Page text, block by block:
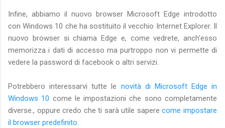
Infine, abbiamo il nuovo browser Microsoft Edge introdotto
con Windows 10 che ha sostituito il vecchio Internet Explorer. Il
nuovo browser si chiama Edge e, come vedrete, anch'esso
memorizza i dati di accesso ma purtroppo non vi permette di
vedere la password di facebook o altri servizi.
Potrebbero interessarvi tutte le novità di Microsoft Edge in
Windows 10 come le impostazioni che sono completamente
diverse., oppure credo che ti sarà utile saperecome impostare
il browser predefinito.